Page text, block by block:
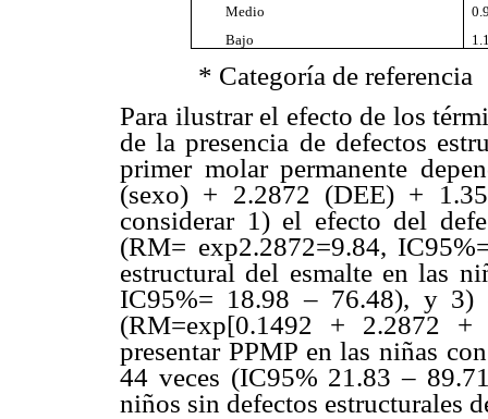
Medio
Bajo
* Categoría de referencia
Para ilustrar el efecto de los
de la presencia de defectos
primer molar permanente
(sexo) + 2.2872 (DEE) +
considerar 1) el efecto del
(RM= exp2.2872=9.84,
estructural del esmalte en las
IC95%= 18.98 – 76.48), y 3)
(RM=exp[0.1492 + 2.2872
presentar PPMP en las niñas
44 veces (IC95% 21.83 –
niños sin defectos estructurales